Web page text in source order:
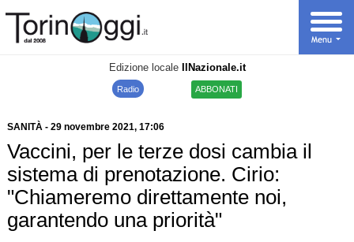
Edizione locale IlNazionale.it
Radio ABBONATI
SANITÀ- 29 novembre 2021, 17:06
Vaccini, per le terze dosi cambia il
sistema di prenotazione. Cirio:
"Chiameremo direttamente noi,
garantendo una priorità"